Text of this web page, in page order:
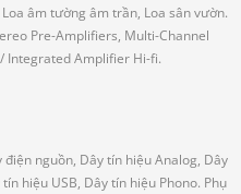
âm tường âm trần, Loa sân vườn.
Pre-Amplifiers, Multi-Channel
/ Integrated Amplifier Hi-fi.
nguồn, Dây tín hiệu Analog, Dây
hiệu USB, Dây tín hiệu Phono. Phụ